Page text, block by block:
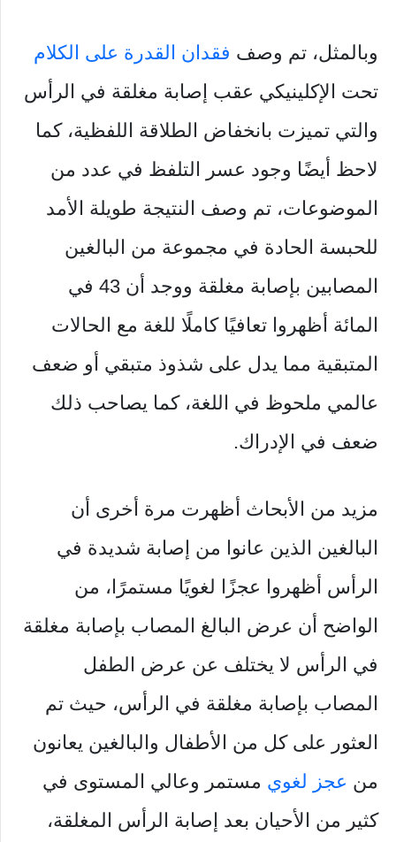
وبالمثل، تم وصف فقدان القدرة على الكلام
تحت الإكلينيكي عقب إصابة مغلقة في الرأس
والتي تميزت بانخفاض الطلاقة اللفظية، كما
لاحظ أيضًا وجود عسر التلفظ في عدد من
الموضوعات، تم وصف النتيجة طويلة الأمد
للحبسة الحادة في مجموعة من البالغين
المصابين بإصابة مغلقة ووجد أن 43 في
المائة أظهروا تعافيًا كاملًا للغة مع الحالات
المتبقية مما يدل على شذوذ متبقي أو ضعف
عالمي ملحوظ في اللغة، كما يصاحب ذلك
ضعف في الإدراك.
مزيد من الأبحاث أظهرت مرة أخرى أن
البالغين الذين عانوا من إصابة شديدة في
الرأس أظهروا عجزًا لغويًا مستمرًا، من
الواضح أن عرض البالغ المصاب بإصابة مغلقة
في الرأس لا يختلف عن عرض الطفل
المصاب بإصابة مغلقة في الرأس، حيث تم
العثور على كل من الأطفال والبالغين يعانون
من عجز لغوي مستمر وعالي المستوى في
كثير من الأحيان بعد إصابة الرأس المغلقة،